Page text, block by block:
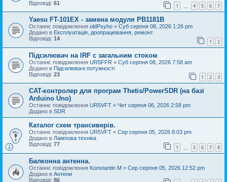
Відповіді: 61 1 4 5 6 7
Yaesu FT-101EX - замена модуля PB1181B
Останнє повідомлення oldPsyho « Суб серпня 08, 2026 1:26 pm
Додано в Експлуатація, доопрацювання, ремонт
Відповіді: 14 1 2
Підсилювач на IRF с загальним стоком
Останнє повідомлення UR5FFR « Суб серпня 08, 2026 7:58 am
Додано в Підсилювачі потужності
Відповіді: 23 1 2 3
CAT-контролер для програм Thetis/PowerSDR (на базі
Arduino Uno)
Останнє повідомлення UR5VFT « Чет серпня 06, 2026 2:58 pm
Додано в SDR
Каталог схем трансиверів.
Останнє повідомлення UR5VFT « Сер серпня 05, 2026 8:03 pm
Додано в Лампова техніка
Відповіді: 77 1 5 6 7 8
Балконна антенна.
Останнє повідомлення Konstantin M « Сер серпня 05, 2026 12:52 pm
Додано в Антени
Відповіді: 86